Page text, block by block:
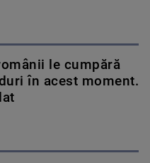
le cumpără
în acest moment.